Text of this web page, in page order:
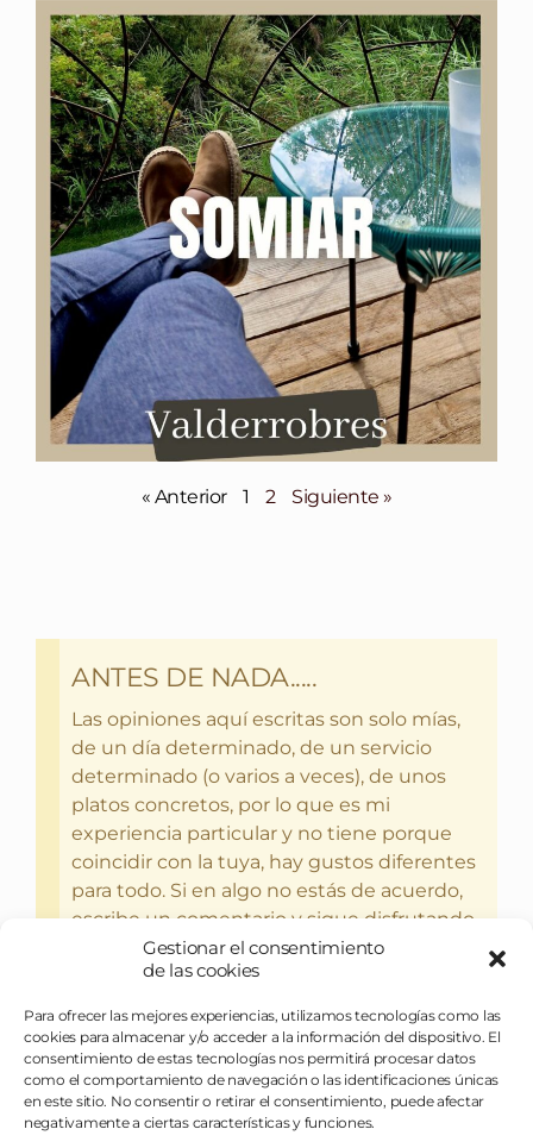
Gestionar el consentimiento
de las cookies
Para ofrecer las mejores experiencias, utilizamos tecnologías como las
cookies para almacenar y/o acceder a la información del dispositivo. El
consentimiento de estas tecnologías nos permitirá procesar datos
como el comportamiento de navegación o las identificaciones únicas
en este sitio. No consentir o retirar el consentimiento, puede afectar
negativamente a ciertas características y funciones.
« Anterior 1 2 Siguiente »
ANTES DE NADA.....
Las opiniones aquí escritas son solo mías,
de un día determinado, de un servicio
determinado (o varios a veces), de unos
platos concretos, por lo que es mi
experiencia particular y no tiene porque
coincidir con la tuya, hay gustos diferentes
para todo. Si en algo no estás de acuerdo,
escribe un comentario y sigue disfrutando
del bebercio y el glotoneo.